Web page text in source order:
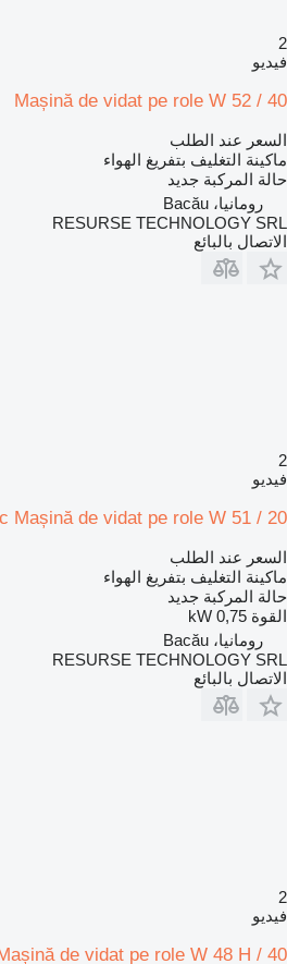
2
فيديو
Mașină de vidat pe role W 52 / 40
السعر عند الطلب
ماكينة التغليف بتفريغ الهواء
حالة المركبة جديد
رومانيا، Bacău
RESURSE TECHNOLOGY SRL
الاتصال بالبائع
2
فيديو
Mașină de vidat pe role W 51 / 20
السعر عند الطلب
ماكينة التغليف بتفريغ الهواء
حالة المركبة جديد
القوة 0,75 kW
رومانيا، Bacău
RESURSE TECHNOLOGY SRL
الاتصال بالبائع
2
فيديو
de vidat pe role W 48 H / 40